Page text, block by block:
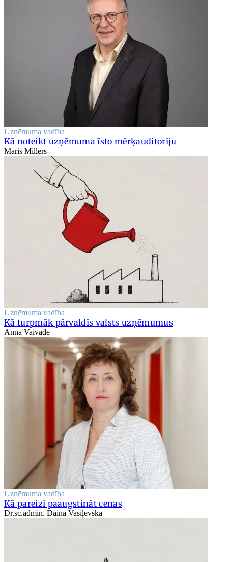
Uzņēmuma vadība
Kā noteikt uzņēmuma īsto mērķauditoriju
Māris Millers
Uzņēmuma vadība
Kā turpmāk pārvaldīs valsts uzņēmumus
Anna Vaivade
Uzņēmuma vadība
Kā pareizi paaugstināt cenas
Dr.sc.admin. Daina Vasiļevska